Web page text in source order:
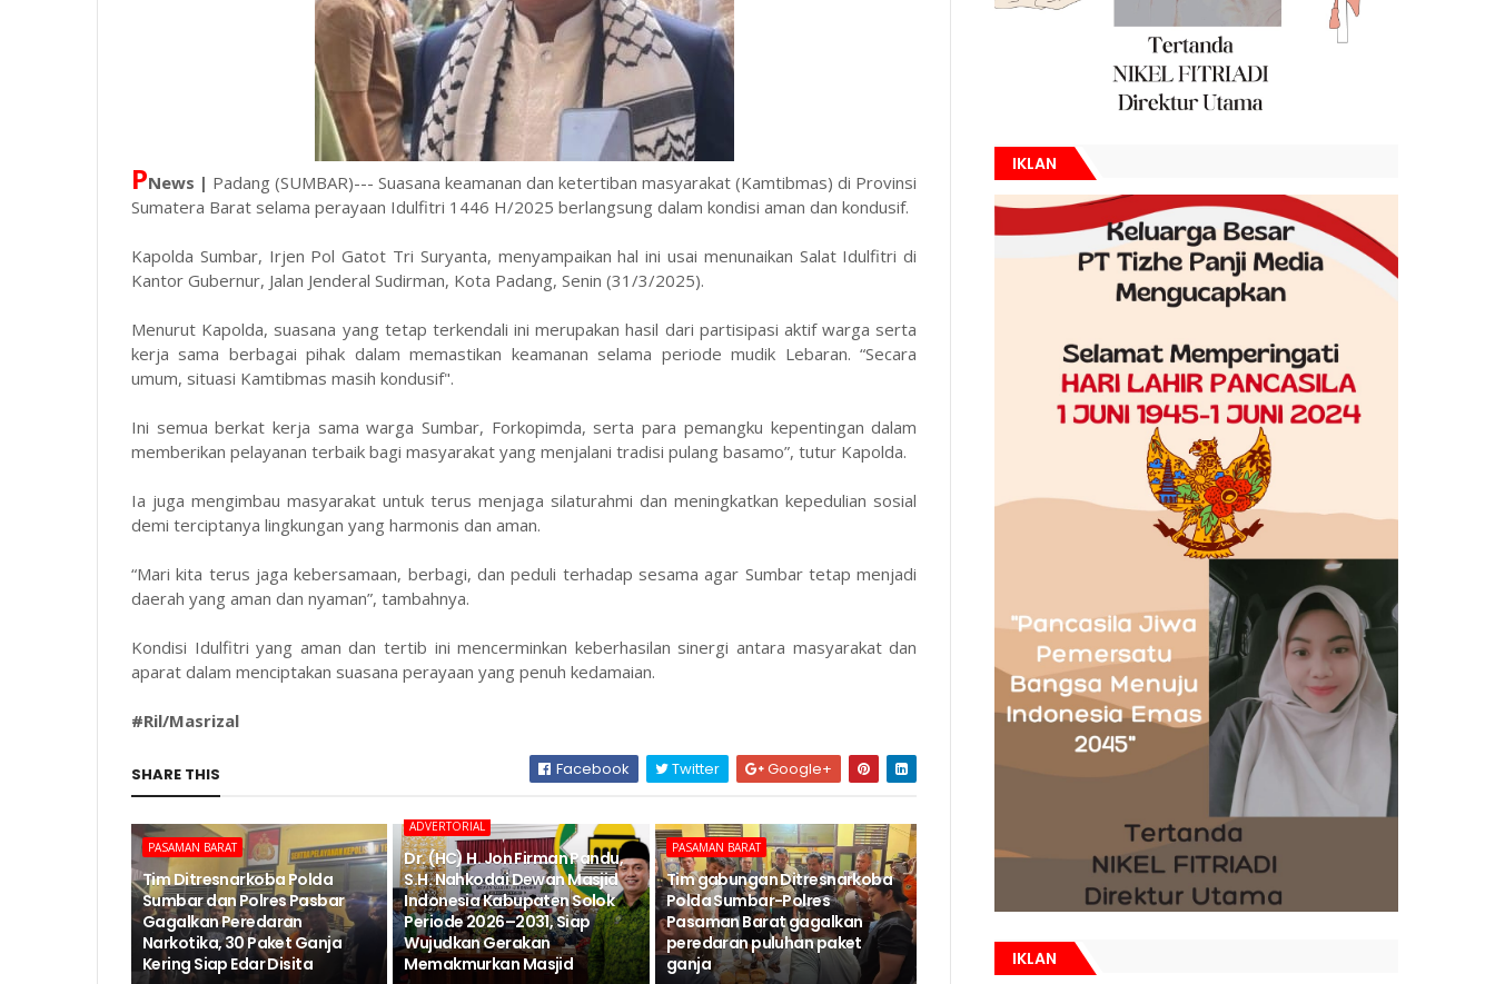
PNews | Padang (SUMBAR)--- Suasana keamanan dan ketertiban masyarakat (Kamtibmas) di Provinsi
Sumatera Barat selama perayaan Idulfitri 1446 H/2025 berlangsung dalam kondisi aman dan kondusif.
Kapolda Sumbar, Irjen Pol Gatot Tri Suryanta, menyampaikan hal ini usai menunaikan Salat Idulfitri di
Kantor Gubernur, Jalan Jenderal Sudirman, Kota Padang, Senin (31/3/2025).
Menurut Kapolda, suasana yang tetap terkendali ini merupakan hasil dari partisipasi aktif warga serta
kerja sama berbagai pihak dalam memastikan keamanan selama periode mudik Lebaran. “Secara
umum, situasi Kamtibmas masih kondusif".
Ini semua berkat kerja sama warga Sumbar, Forkopimda, serta para pemangku kepentingan dalam
memberikan pelayanan terbaik bagi masyarakat yang menjalani tradisi pulang basamo”, tutur Kapolda.
Ia juga mengimbau masyarakat untuk terus menjaga silaturahmi dan meningkatkan kepedulian sosial
demi terciptanya lingkungan yang harmonis dan aman.
“Mari kita terus jaga kebersamaan, berbagi, dan peduli terhadap sesama agar Sumbar tetap menjadi
daerah yang aman dan nyaman”, tambahnya.
Kondisi Idulfitri yang aman dan tertib ini mencerminkan keberhasilan sinergi antara masyarakat dan
aparat dalam menciptakan suasana perayaan yang penuh kedamaian.
#Ril/Masrizal
SHARE THIS Facebook Twitter Google+
PASAMAN BARAT
Tim Ditresnarkoba Polda
Sumbar dan Polres Pasbar
Gagalkan Peredaran
Narkotika, 30 Paket Ganja
Kering Siap Edar Disita
ADVERTORIAL
Dr. (HC) H. Jon Firman Pandu,
S.H. Nahkodai Dewan Masjid
Indonesia Kabupaten Solok
Periode 2026–2031, Siap
Wujudkan Gerakan
Memakmurkan Masjid
PASAMAN BARAT
Tim gabungan Ditresnarkoba
Polda Sumbar-Polres
Pasaman Barat gagalkan
peredaran puluhan paket
ganja
IKLAN
IKLAN